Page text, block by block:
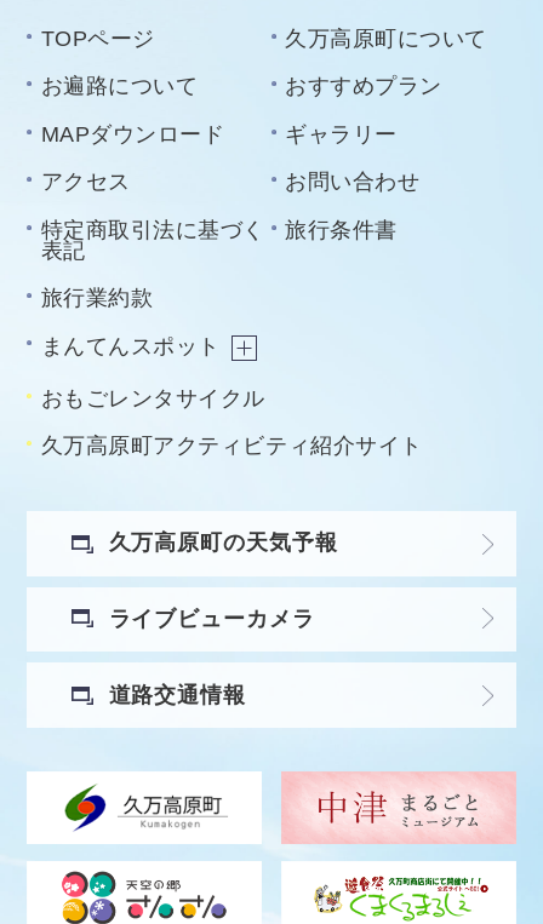
TOPページ
久万高原町について
お遍路について
おすすめプラン
MAPダウンロード
ギャラリー
アクセス
お問い合わせ
特定商取引法に基づく
表記
旅行条件書
旅行業約款
まんてんスポット
おもごレンタサイクル
久万高原町アクティビティ紹介サイト
久万高原町の天気予報
ライブビューカメラ
道路交通情報